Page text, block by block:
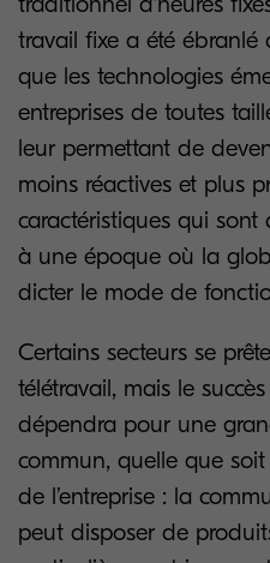
travail fixe a été
que les technologies
entreprises de toutes
leur permettant de
moins réactives et plus
caractéristiques qui
à une époque où la
dicter le mode de
Certains secteurs se
télétravail, mais le
dépendra pour une
commun, quelle que
de l’entreprise : la
peut disposer de